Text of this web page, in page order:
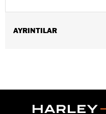
AYRINTILAR
Origin:Imported